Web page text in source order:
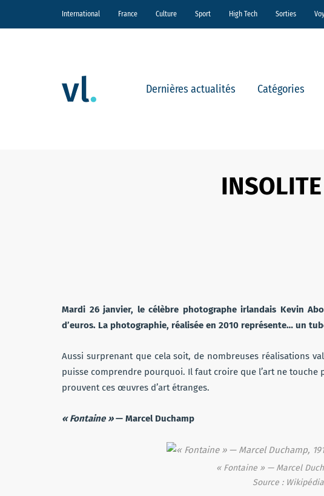
International France Culture Sport High Tech Sorties
Dernières actualités Catégories
Mardi 26 janvier, le célèbre photographe irlandais Kevin
d’euros. La photographie, réalisée en 2010 représente… un
Aussi surprenant que cela soit, de nombreuses réalisations
puisse comprendre pourquoi. Il faut croire que l’art ne touche
prouvent ces œuvres d’art étranges.
« Fontaine »— Marcel Duchamp
« Fontaine » — Marcel
Source :